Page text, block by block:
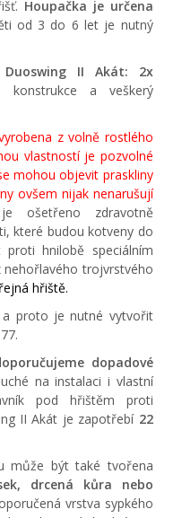
Houpačka je určena
od 3 do 6 let je nutný
Duoswing II Akát:
2x
konstrukce a veškerý
z volně rostlého
vlastností je pozvolné
mohou objevit praskliny
ovšem nijak nenarušují
ošetřeno zdravotně
které budou kotveny do
hnilobě speciálním
nehořlavého trojvrstvého
hřiště.
a proto je nutné vytvořit
dopadové
na instalaci i vlastní
pod hřištěm proti
II Akát je zapotřebí 22
může být také tvořena
drcená kůra nebo
vrstva sypkého